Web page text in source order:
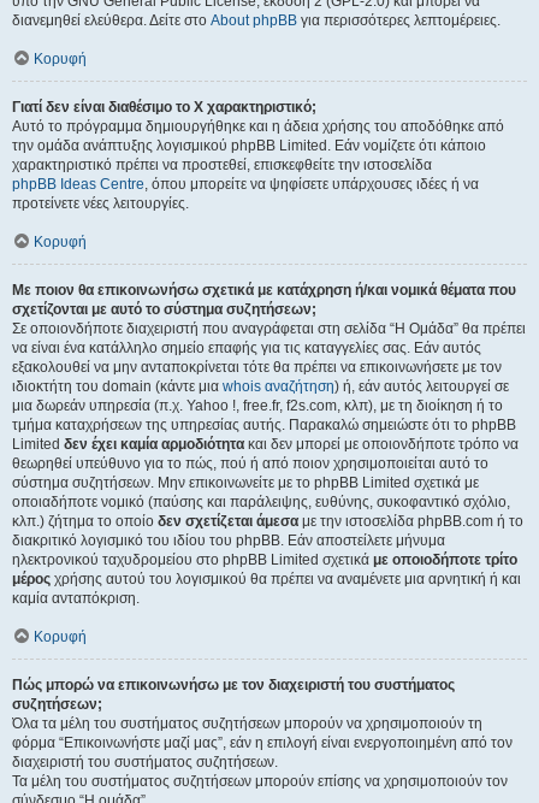
διανεμηθεί ελεύθερα. Δείτε στο About phpBB για περισσότερες λεπτομέρειες.
Κορυφή
Γιατί δεν είναι διαθέσιμο το Χ χαρακτηριστικό;
Αυτό το πρόγραμμα δημιουργήθηκε και η άδεια χρήσης του αποδόθηκε από
την ομάδα ανάπτυξης λογισμικού phpBB Limited. Εάν νομίζετε ότι κάποιο
χαρακτηριστικό πρέπει να προστεθεί, επισκεφθείτε την ιστοσελίδα
phpBB Ideas Centre, όπου μπορείτε να ψηφίσετε υπάρχουσες ιδέες ή να
προτείνετε νέες λειτουργίες.
Κορυφή
Με ποιον θα επικοινωνήσω σχετικά με κατάχρηση ή/και νομικά θέματα που
σχετίζονται με αυτό το σύστημα συζητήσεων;
Σε οποιονδήποτε διαχειριστή που αναγράφεται στη σελίδα “Η Ομάδα” θα πρέπει
να είναι ένα κατάλληλο σημείο επαφής για τις καταγγελίες σας. Εάν αυτός
εξακολουθεί να μην ανταποκρίνεται τότε θα πρέπει να επικοινωνήσετε με τον
ιδιοκτήτη του domain (κάντε μια whois αναζήτηση) ή, εάν αυτός λειτουργεί σε
μια δωρεάν υπηρεσία (π.χ. Yahoo !, free.fr, f2s.com, κλπ), με τη διοίκηση ή το
τμήμα καταχρήσεων της υπηρεσίας αυτής. Παρακαλώ σημειώστε ότι το phpBB
Limited δεν έχει καμία αρμοδιότητα και δεν μπορεί με οποιονδήποτε τρόπο να
θεωρηθεί υπεύθυνο για το πώς, πού ή από ποιον χρησιμοποιείται αυτό το
σύστημα συζητήσεων. Μην επικοινωνείτε με το phpBB Limited σχετικά με
οποιαδήποτε νομικό (παύσης και παράλειψης, ευθύνης, συκοφαντικό σχόλιο,
κλπ.) ζήτημα το οποίο δεν σχετίζεται άμεσα με την ιστοσελίδα phpBB.com ή το
διακριτικό λογισμικό του ιδίου του phpBB. Εάν αποστείλετε μήνυμα
ηλεκτρονικού ταχυδρομείου στο phpBB Limited σχετικά με οποιοδήποτε τρίτο
μέρος χρήσης αυτού του λογισμικού θα πρέπει να αναμένετε μια αρνητική ή και
καμία ανταπόκριση.
Κορυφή
Πώς μπορώ να επικοινωνήσω με τον διαχειριστή του συστήματος
συζητήσεων;
Όλα τα μέλη του συστήματος συζητήσεων μπορούν να χρησιμοποιούν τη
φόρμα “Επικοινωνήστε μαζί μας”, εάν η επιλογή είναι ενεργοποιημένη από τον
διαχειριστή του συστήματος συζητήσεων.
Τα μέλη του συστήματος συζητήσεων μπορούν επίσης να χρησιμοποιούν τον